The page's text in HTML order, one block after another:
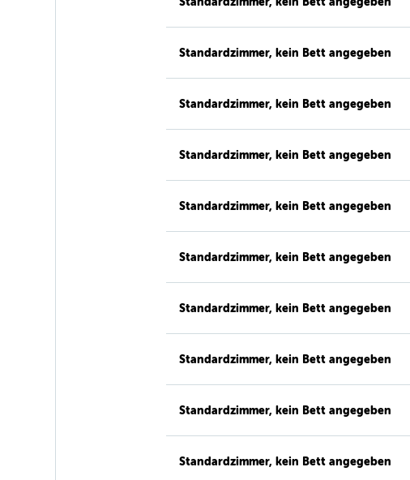
Standardzimmer, kein Bett angegeben
Standardzimmer, kein Bett angegeben
Standardzimmer, kein Bett angegeben
Standardzimmer, kein Bett angegeben
Standardzimmer, kein Bett angegeben
Standardzimmer, kein Bett angegeben
Standardzimmer, kein Bett angegeben
Standardzimmer, kein Bett angegeben
Standardzimmer, kein Bett angegeben